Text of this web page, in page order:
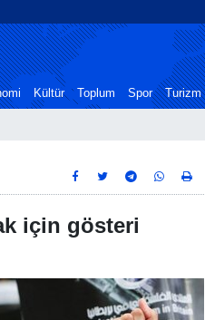
Kültür Toplum Spor Turizm
için gösteri